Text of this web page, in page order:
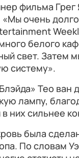
фильма Грег
очень
белого
свет. Затем
систему».
Тео ван
лампу,
них сильнее
была
По словам